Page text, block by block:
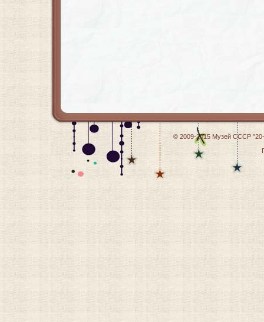
© 2009-2015 Музей СССР